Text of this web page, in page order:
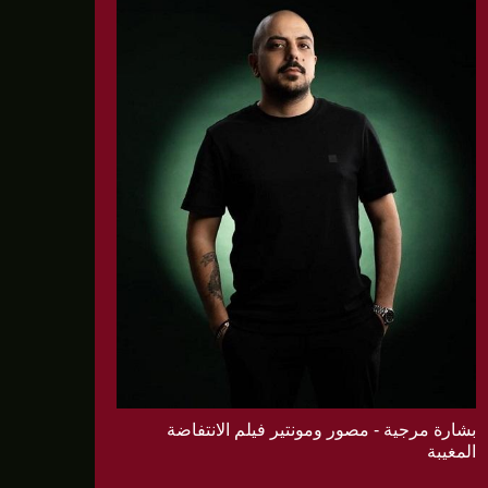
بشارة مرجية - مصور ومونتير فيلم الانتفاضة
المغيبة